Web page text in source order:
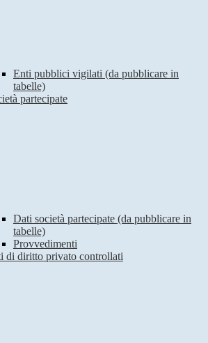
Enti pubblici vigilati (da pubblicare in
tabelle)
partecipate
Dati società partecipate (da pubblicare in
tabelle)
Provvedimenti
di diritto privato controllati